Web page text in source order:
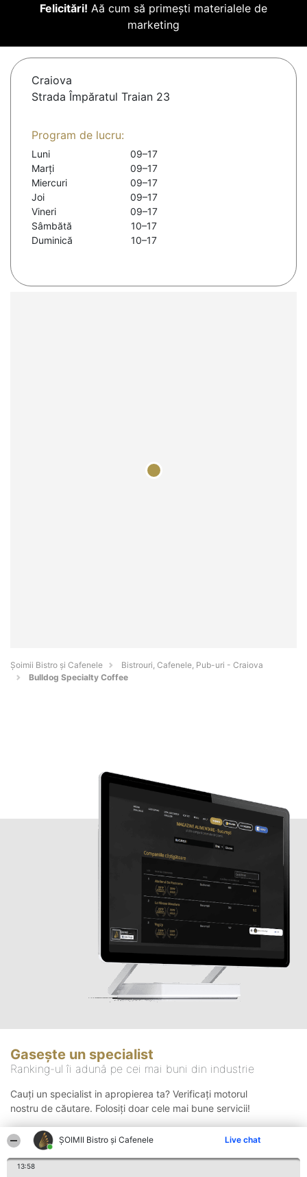
ȘOIMII Bistro și Cafenele Live chat
13:58
Felicitări! Aă cum să primești materialele de
marketing
Craiova
Strada Împăratul Traian 23
Program de lucru:
Luni
09–17
Marți
09–17
Miercuri
09–17
Joi
09–17
Vineri
09–17
Sâmbătă
10–17
Duminică
10–17
Șoimii Bistro și Cafenele
Bistrouri, Cafenele, Pub-uri - Craiova
Bulldog Specialty Coffee
Gasește un specialist
Ranking-ul îi adună pe cei mai buni din industrie
Cauți un specialist in apropierea ta? Verificați motorul
nostru de căutare. Folosiți doar cele mai bune servicii!